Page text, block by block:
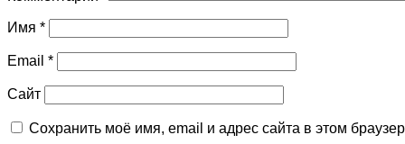
Имя *
Email *
Сайт
Сохранить моё имя, email и адрес сайта в этом